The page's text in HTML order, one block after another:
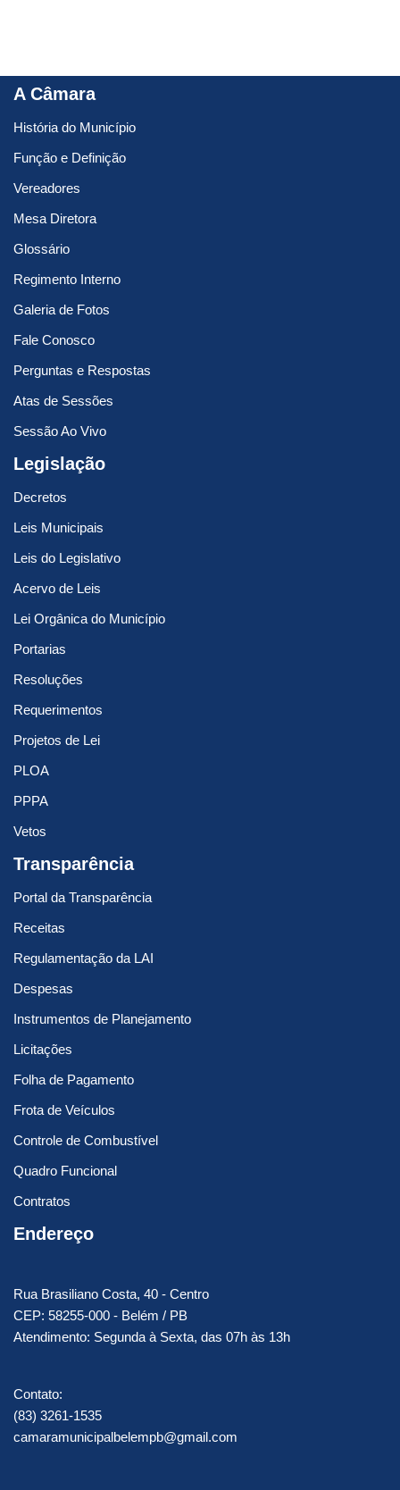
A Câmara
História do Município
Função e Definição
Vereadores
Mesa Diretora
Glossário
Regimento Interno
Galeria de Fotos
Fale Conosco
Perguntas e Respostas
Atas de Sessões
Sessão Ao Vivo
Legislação
Decretos
Leis Municipais
Leis do Legislativo
Acervo de Leis
Lei Orgânica do Município
Portarias
Resoluções
Requerimentos
Projetos de Lei
PLOA
PPPA
Vetos
Transparência
Portal da Transparência
Receitas
Regulamentação da LAI
Despesas
Instrumentos de Planejamento
Licitações
Folha de Pagamento
Frota de Veículos
Controle de Combustível
Quadro Funcional
Contratos
Endereço
Rua Brasiliano Costa, 40 - Centro
CEP: 58255-000 - Belém / PB
Atendimento: Segunda à Sexta, das 07h às 13h
Contato:
(83) 3261-1535
camaramunicipalbelempb@gmail.com